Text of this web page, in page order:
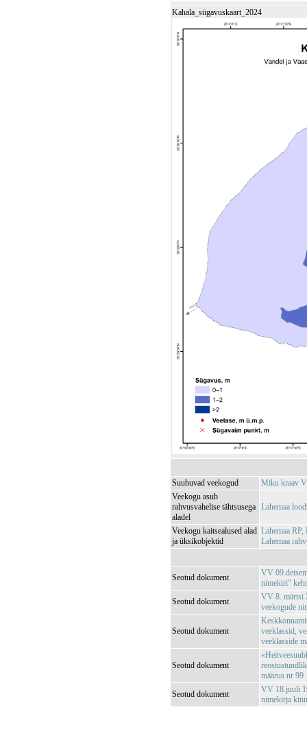
Kahala_sügavuskaart_2024
Suubuvad veekogud
Miku kraav
Veekogu asub
rahvusvahelise tähtsusega
aladel
Lahemaa
Veekogu kaitsealused alad
ja üksikobjektid
Lahemaa
Lahemaa
Seotud dokument
VV
nimekiri"
Seotud dokument
VV 8. märtsi
veekogude
Seotud dokument
veeklassid,
veeklasside
Seotud dokument
määrus nr 99
Seotud dokument
VV 18.juuli
nimekirja